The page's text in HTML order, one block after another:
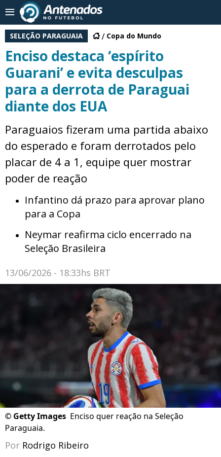
SELEÇÃO PARAGUAIA Copa do Mundo
Enciso destaca ‘espírito
Guarani’ e evita desculpas
para a derrota de Paraguai
diante dos EUA
Paraguaios fizeram uma partida abaixo
do esperado e foram derrotados pelo
placar de 4 a 1, equipe quer mostrar
poder de reação
Infantino dá prazo para aprovar plano
para a Copa
Neymar reafirma ciclo encerrado na
Seleção Brasileira
13/06/2026 - 18:33hs BRT
© Getty Images Enciso quer reação na Seleção
Paraguaia.
Por Rodrigo Ribeiro